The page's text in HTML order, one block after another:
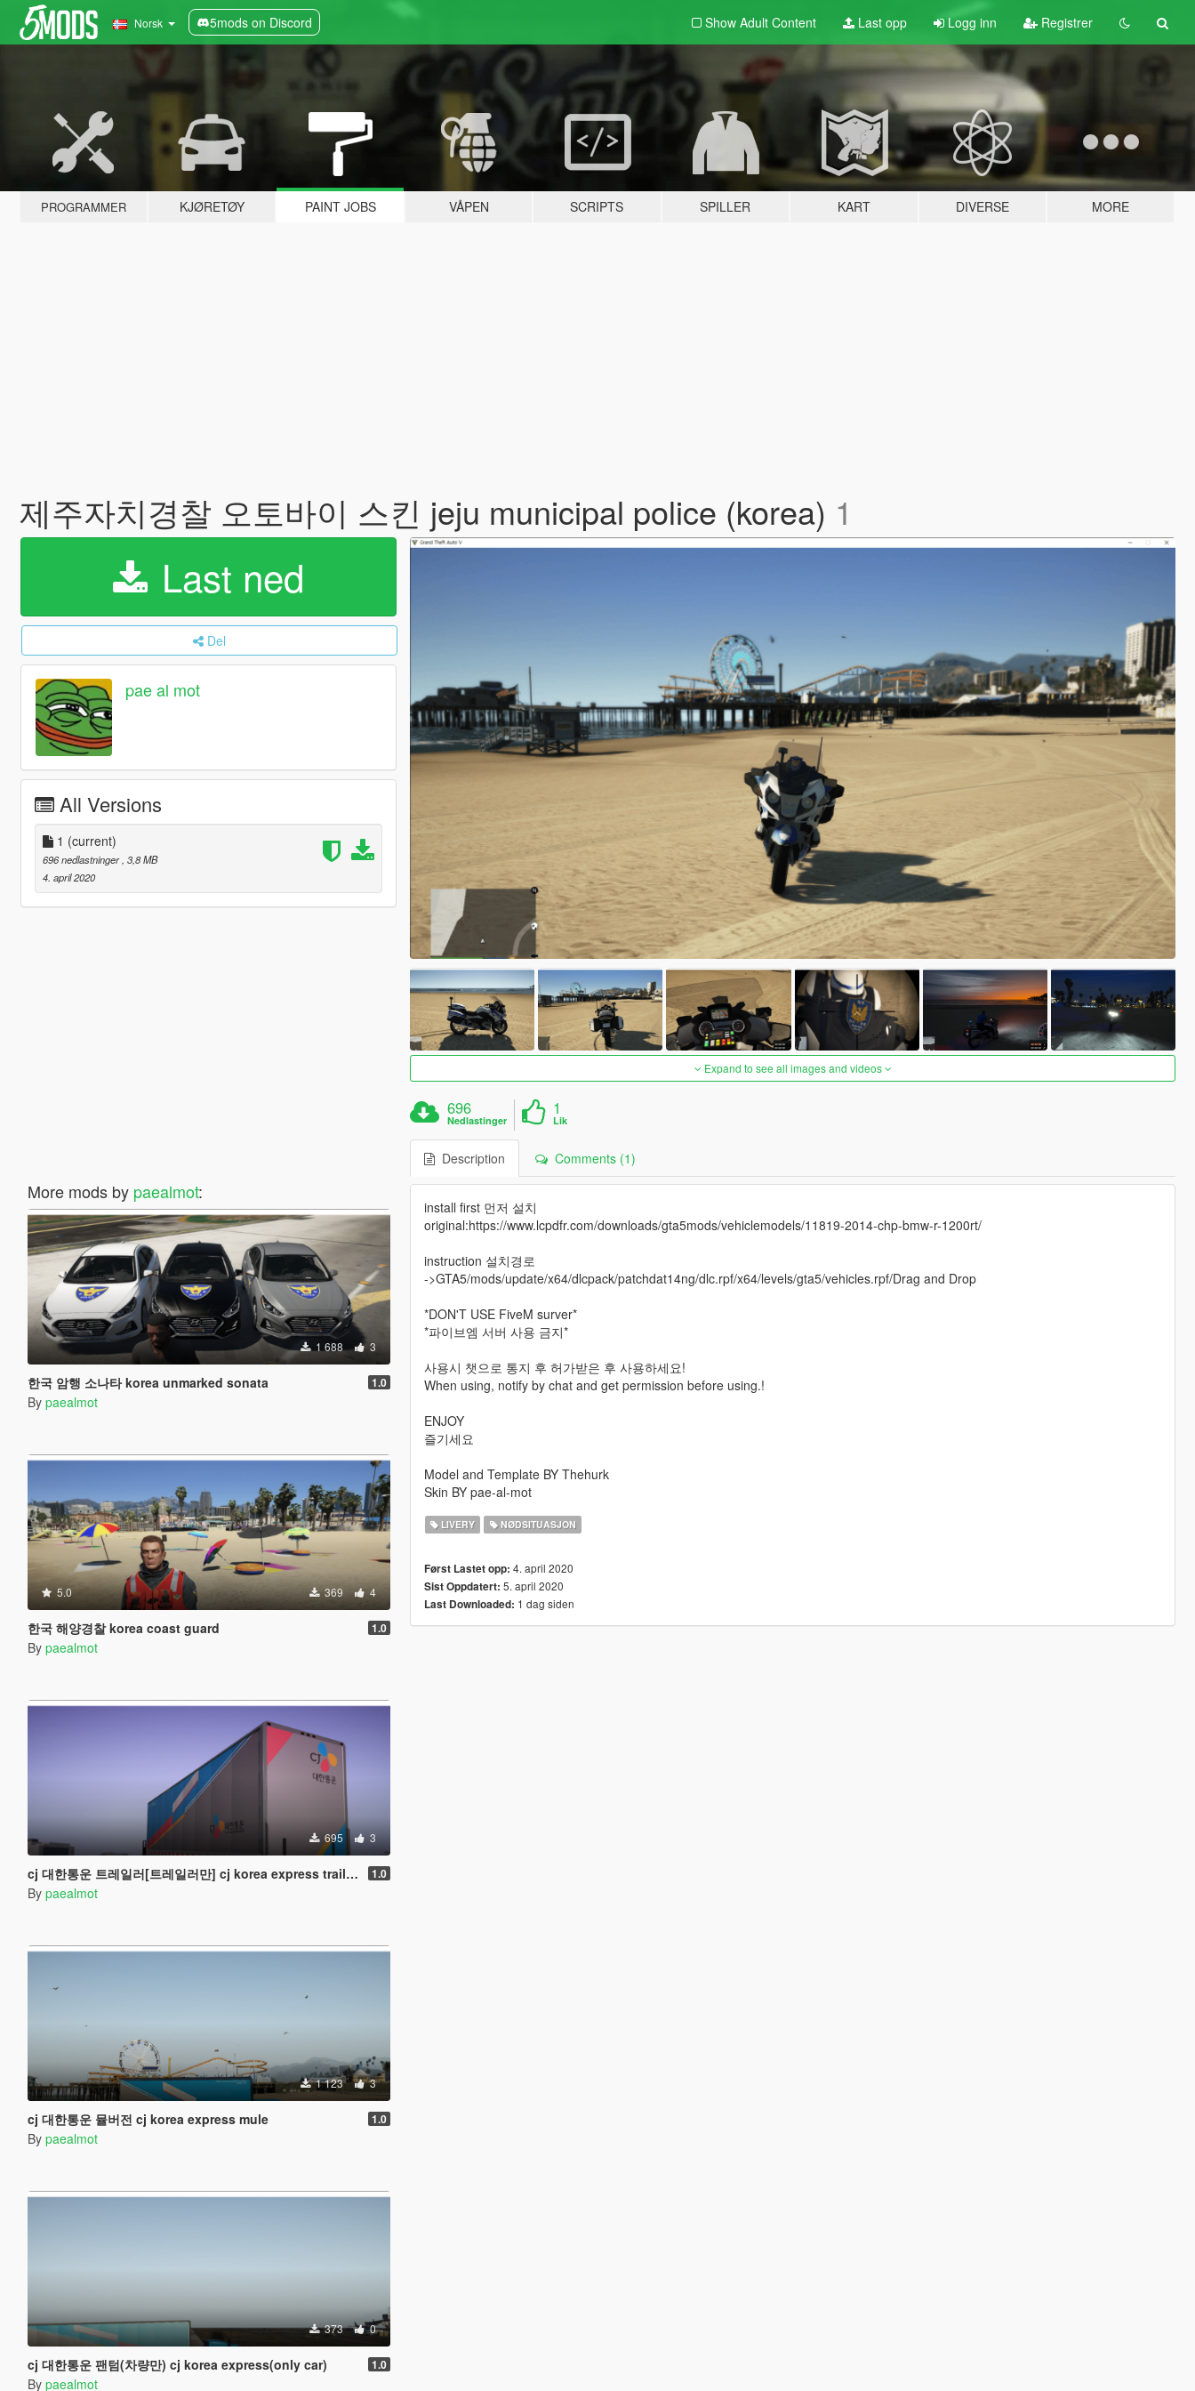
Norsk 5mods on Discord Show Adult Content Last opp Logg inn Registrer
PROGRAMMER KJØRETØY PAINT JOBS VÅPEN SCRIPTS SPILLER KART DIVERSE MORE
제주자치경찰 오토바이 스킨 jeju municipal police (korea) 1
Last ned
Del
pae al mot
All Versions
1 (current)
696 nedlastninger , 3,8 MB
4. april 2020
More mods by paealmot:
1 688 3
한국 암행 소나타 korea unmarked sonata 1.0
By paealmot
5.0 369 4
한국 해양경찰 korea coast guard 1.0
By paealmot
695 3
cj 대한통운 트레일러[트레일러만] cj korea express trailer[ONLY TRAILER] 1.0
By paealmot
1 123 3
cj 대한통운 뮬버전 cj korea express mule 1.0
By paealmot
373 0
cj 대한통운 팬텀(차량만) cj korea express(only car) 1.0
By paealmot
Expand to see all images and videos
696
Nedlastinger
1
Lik
Description Comments (1)
install first 먼저 설치
original:https://www.lcpdfr.com/downloads/gta5mods/vehiclemodels/11819-2014-chp-bmw-r-1200rt/
instruction 설치경로
->GTA5/mods/update/x64/dlcpack/patchdat14ng/dlc.rpf/x64/levels/gta5/vehicles.rpf/Drag and Drop
*DON'T USE FiveM surver*
*파이브엠 서버 사용 금지*
사용시 챗으로 통지 후 허가받은 후 사용하세요!
When using, notify by chat and get permission before using.!
ENJOY
즐기세요
Model and Template BY Thehurk
Skin BY pae-al-mot
LIVERY NØDSITUASJON
Først Lastet opp: 4. april 2020
Sist Oppdatert: 5. april 2020
Last Downloaded: 1 dag siden